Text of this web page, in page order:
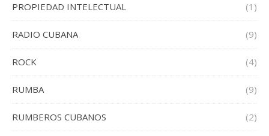
PROPIEDAD INTELECTUAL (1)
RADIO CUBANA (9)
ROCK (4)
RUMBA (9)
RUMBEROS CUBANOS (2)